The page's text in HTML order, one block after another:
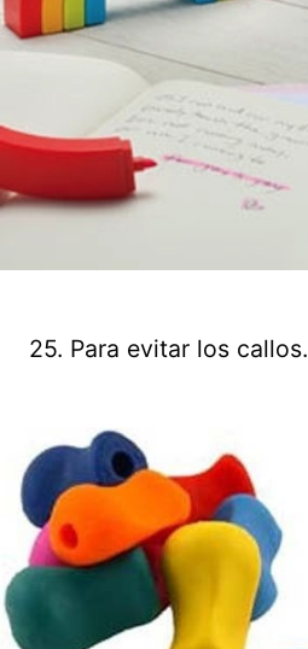
25. Para evitar los callos.
Guardar